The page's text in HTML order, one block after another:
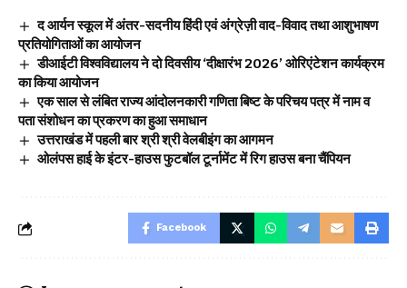
द आर्यन स्कूल में अंतर-सदनीय हिंदी एवं अंग्रेज़ी वाद-विवाद तथा आशुभाषण
प्रतियोगिताओं का आयोजन
डीआईटी विश्वविद्यालय ने दो दिवसीय ‘दीक्षारंभ 2026’ ओरिएंटेशन कार्यक्रम
का किया आयोजन
एक साल से लंबित राज्य आंदोलनकारी गणिता बिष्ट के परिचय पत्र में नाम व
पता संशोधन का प्रकरण का हुआ समाधान
उत्तराखंड में पहली बार श्री श्री वेलबीइंग का आगमन
ओलंपस हाई के इंटर-हाउस फुटबॉल टूर्नामेंट में रिग हाउस बना चैंपियन
Facebook